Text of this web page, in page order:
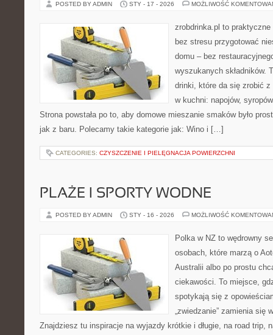
POSTED BY ADMIN STY - 17 - 2026 MOŻLIWOŚĆ
zrobdrinka.pl to
bez stresu przygotować
domu – bez
wyszukanych składników.
drinki, które da się zrobić
w kuchni: napojów,
Strona powstała po to, aby domowe mieszanie smaków było
jak z baru. Polecamy takie kategorie jak: Wino i […]
CATEGORIES: CZYSZCZENIE I PIELĘGNACJA POWIERZCHNI
PLAŻE I SPORTY WODNE
POSTED BY ADMIN STY - 16 - 2026 MOŻLIWOŚĆ
Polka w NZ to wędrowny
osobach, które marzą o
Australii albo po prostu
ciekawości. To miejsce,
spotykają się z
„zwiedzanie” zamienia się
Znajdziesz tu inspiracje na wyjazdy krótkie i długie, na road trip,